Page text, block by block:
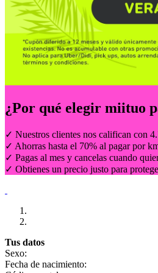
¿Por qué elegir miituo
✓ Nuestros clientes nos califican con
✓ Ahorras hasta el 70% al pagar por
✓ Pagas al mes y cancelas cuando
✓ Obtienes un precio justo para
Tus datos
Sexo:
Fecha de nacimiento: